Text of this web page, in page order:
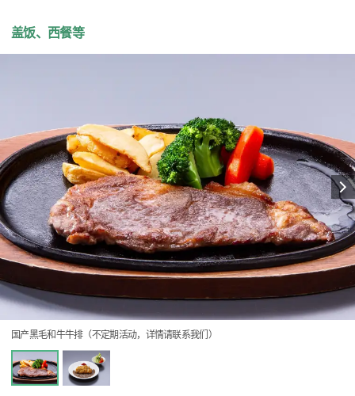
盖饭、西餐等
国产黑毛和牛牛排（不定期活动，详情请联系我们）